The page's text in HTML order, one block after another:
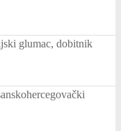
glumac, dobitnik